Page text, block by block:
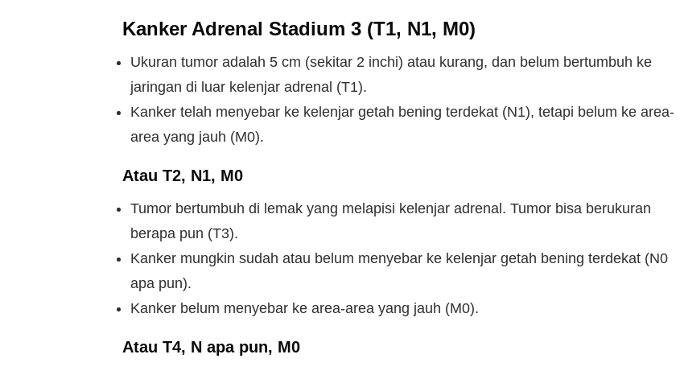
Kanker Adrenal Stadium 3 (T1, N1, M0)
Ukuran tumor adalah 5 cm (sekitar 2 inchi) atau kurang, dan belum bertumbuh ke
jaringan di luar kelenjar adrenal (T1).
Kanker telah menyebar ke kelenjar getah bening terdekat (N1), tetapi belum ke area-
area yang jauh (M0).
Atau T2, N1, M0
Tumor bertumbuh di lemak yang melapisi kelenjar adrenal. Tumor bisa berukuran
berapa pun (T3).
Kanker mungkin sudah atau belum menyebar ke kelenjar getah bening terdekat (N0
apa pun).
Kanker belum menyebar ke area-area yang jauh (M0).
Atau T4, N apa pun, M0